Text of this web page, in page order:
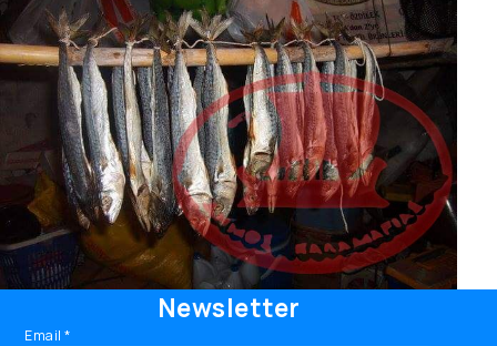
Newsletter
Email*